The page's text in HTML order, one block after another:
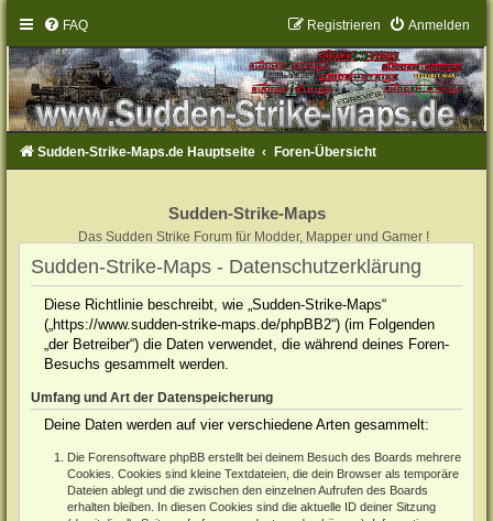
FAQ Anmelden
Registrieren
Sudden-Strike-Maps.de Hauptseite Foren-Übersicht
Sudden-Strike-Maps
Das Sudden Strike Forum für Modder, Mapper und Gamer !
Sudden-Strike-Maps - Datenschutzerklärung
Diese Richtlinie beschreibt, wie „Sudden-Strike-Maps“
(„https://www.sudden-strike-maps.de/phpBB2“) (im Folgenden
„der Betreiber“) die Daten verwendet, die während deines Foren-
Besuchs gesammelt werden.
Umfang und Art der Datenspeicherung
Deine Daten werden auf vier verschiedene Arten gesammelt:
Die Forensoftware phpBB erstellt bei deinem Besuch des Boards mehrere
Cookies. Cookies sind kleine Textdateien, die dein Browser als temporäre
Dateien ablegt und die zwischen den einzelnen Aufrufen des Boards
erhalten bleiben. In diesen Cookies sind die aktuelle ID deiner Sitzung